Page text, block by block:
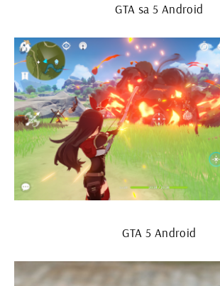
GTA sa 5 Android
GTA 5 Android